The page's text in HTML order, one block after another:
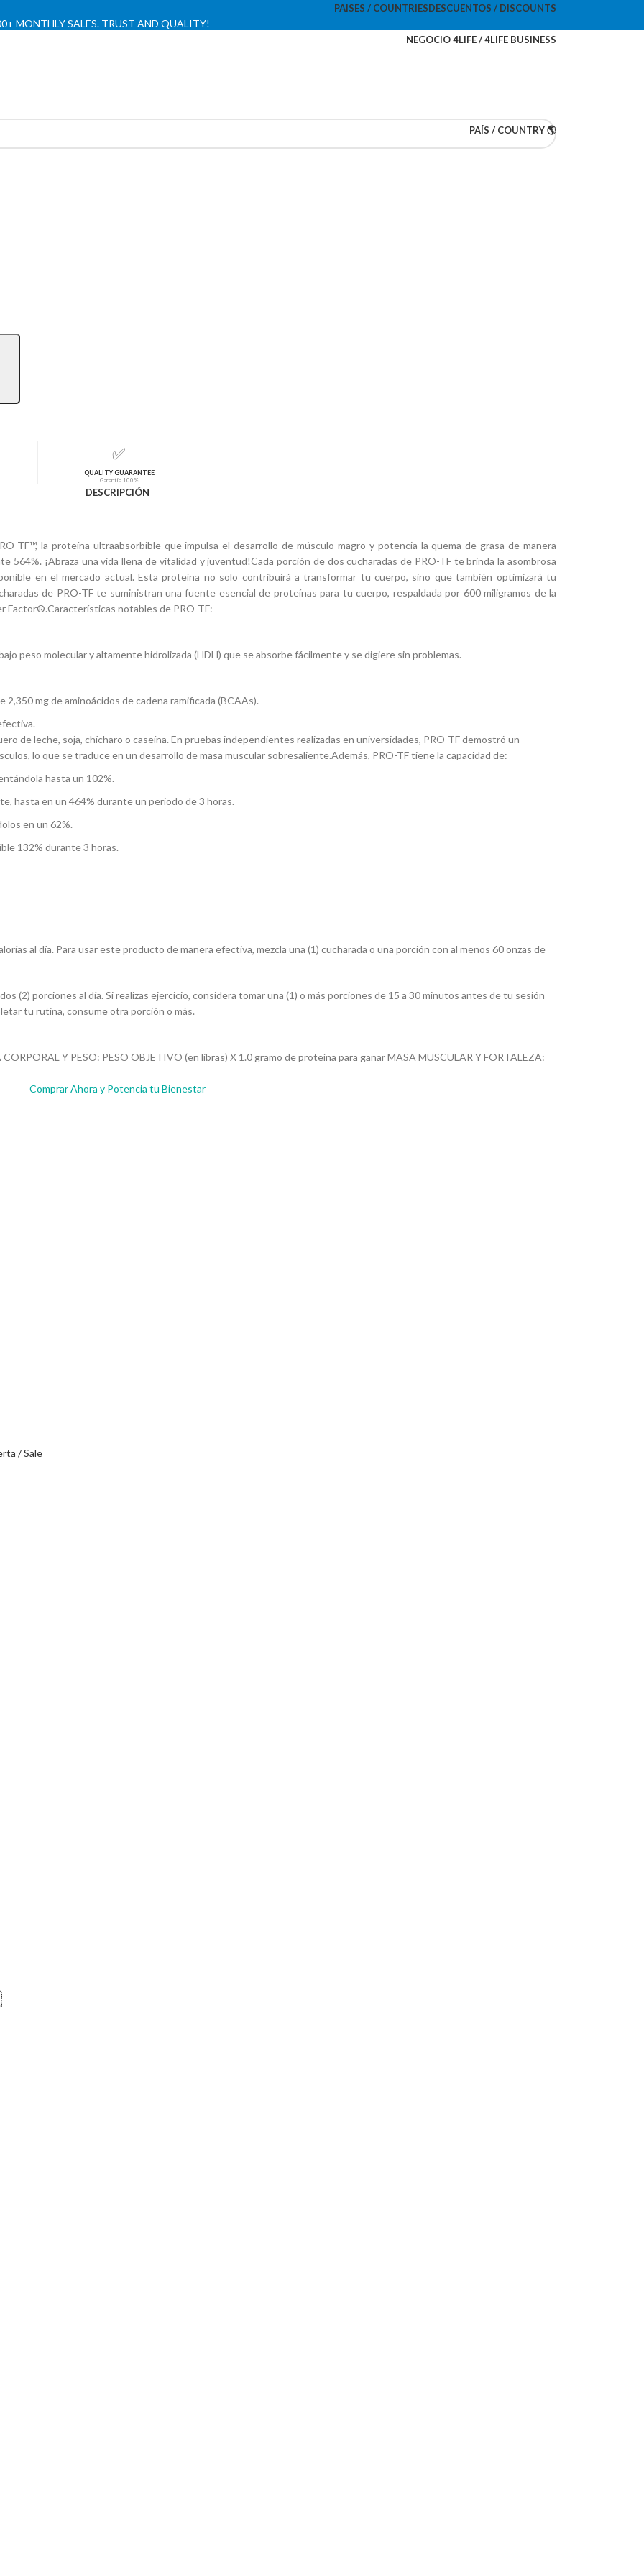
PAISES / COUNTRIESDESCUENTOS / DISCOUNTS
MONTHLY SALES. TRUST AND QUALITY!
NEGOCIO 4LIFE / 4LIFE BUSINESS
PAÍS / COUNTRY 🌎
✅
QUALITY GUARANTEE
Garantía 100%
DESCRIPCIÓN
TF™, la proteína ultraabsorbible que impulsa el desarrollo de músculo magro y potencia la quema de grasa de manera
¡Abraza una vida llena de vitalidad y juventud!Cada porción de dos cucharadas de PRO-TF te brinda la asombrosa
en el mercado actual. Esta proteína no solo contribuirá a transformar tu cuerpo, sino que también optimizará tu
de PRO-TF te suministran una fuente esencial de proteínas para tu cuerpo, respaldada por 600 miligramos de la
Factor®.Características notables de PRO-TF:
peso molecular y altamente hidrolizada (HDH) que se absorbe fácilmente y se digiere sin problemas.
mg de aminoácidos de cadena ramificada (BCAAs).
de leche, soja, chícharo o caseína. En pruebas independientes realizadas en universidades, PRO-TF demostró un
lo que se traduce en un desarrollo de masa muscular sobresaliente.Además, PRO-TF tiene la capacidad de:
hasta un 102%.
hasta en un 464% durante un periodo de 3 horas.
en un 62%.
132% durante 3 horas.
al día. Para usar este producto de manera efectiva, mezcla una (1) cucharada o una porción con al menos 60 onzas de
(2) porciones al día. Si realizas ejercicio, considera tomar una (1) o más porciones de 15 a 30 minutos antes de tu sesión
tu rutina, consume otra porción o más.
Y PESO: PESO OBJETIVO (en libras) X 1.0 gramo de proteína para ganar MASA MUSCULAR Y FORTALEZA:
Comprar Ahora y Potencia tu Bienestar